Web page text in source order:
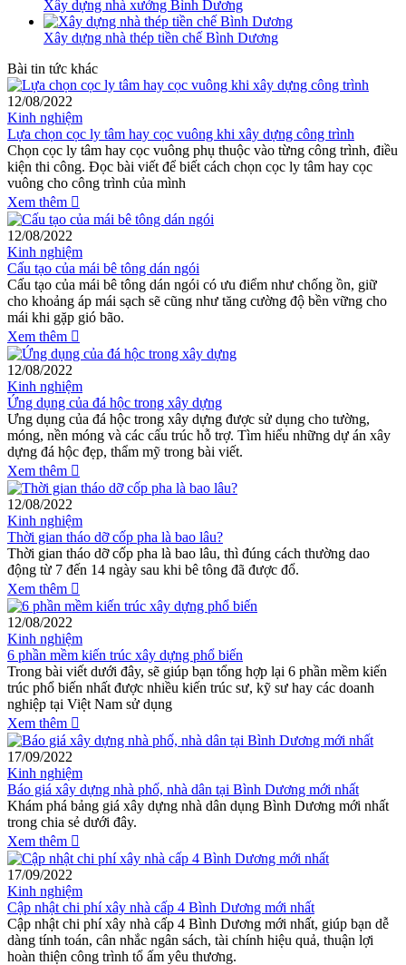
Xây dựng nhà xưởng Bình Dương
Xây dựng nhà thép tiền chế Bình Dương
Bài tin tức khác
12/08/2022
Kinh nghiệm
Lựa chọn cọc ly tâm hay cọc vuông khi xây dựng công trình
Chọn cọc ly tâm hay cọc vuông phụ thuộc vào từng công trình, điều
kiện thi công. Đọc bài viết để biết cách chọn cọc ly tâm hay cọc
vuông cho công trình của mình
Xem thêm
12/08/2022
Kinh nghiệm
Cấu tạo của mái bê tông dán ngói
Cấu tạo của mái bê tông dán ngói có ưu điểm như chống ồn, giữ
cho khoảng áp mái sạch sẽ cũng như tăng cường độ bền vững cho
mái khi gặp gió bão.
Xem thêm
12/08/2022
Kinh nghiệm
Ứng dụng của đá hộc trong xây dựng
Ưng dụng của đá hộc trong xây dựng được sử dụng cho tường,
móng, nền móng và các cấu trúc hỗ trợ. Tìm hiểu những dự án xây
dựng đá hộc đẹp, thẩm mỹ trong bài viết.
Xem thêm
12/08/2022
Kinh nghiệm
Thời gian tháo dỡ cốp pha là bao lâu?
Thời gian tháo dỡ cốp pha là bao lâu, thì​ đúng cách thường dao
động từ 7 đến 14 ngày sau khi bê tông đã được đổ.
Xem thêm
12/08/2022
Kinh nghiệm
6 phần mềm kiến trúc xây dựng phổ biến
Trong bài viết dưới đây, sẽ giúp bạn tổng hợp lại 6 phần mềm kiến
trúc phổ biến nhất được nhiều kiến trúc sư, kỹ sư hay các doanh
nghiệp tại Việt Nam sử dụng
Xem thêm
17/09/2022
Kinh nghiệm
Báo giá xây dựng nhà phố, nhà dân tại Bình Dương mới nhất
Khám phá bảng giá xây dựng nhà dân dụng Bình Dương mới nhất
trong chia sẻ dưới đây.
Xem thêm
17/09/2022
Kinh nghiệm
Cập nhật chi phí xây nhà cấp 4 Bình Dương mới nhất
Cập nhật chi phí xây nhà cấp 4 Bình Dương mới nhất, giúp bạn dễ
dàng tính toán, cân nhắc ngân sách, tài chính hiệu quả, thuận lợi
hoàn thiện công trình tổ ấm yêu thương.